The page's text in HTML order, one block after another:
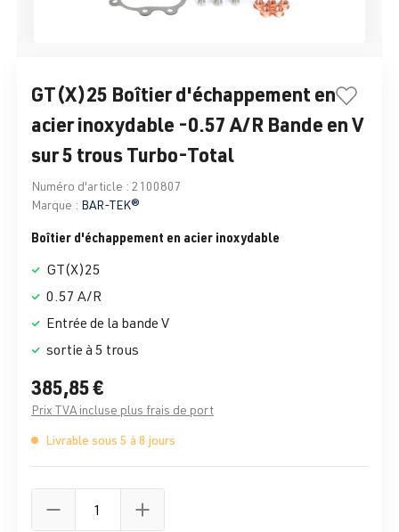
GT(X)25 Boîtier d'échappement en
acier inoxydable -0.57 A/R Bande en V
sur 5 trous Turbo-Total
Numéro d'article : 2100807
Marque : BAR-TEK®
Boîtier d'échappement en acier inoxydable
GT(X)25
0.57 A/R
Entrée de la bande V
sortie à 5 trous
385,85 €
Prix TVA incluse plus frais de port
Livrable sous 5 à 8 jours